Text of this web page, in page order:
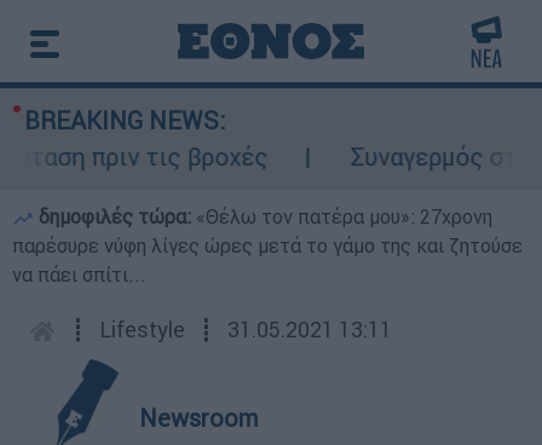
BREAKING NEWS:
πριν τις βροχές
Συναγερμός στον
δημοφιλές τώρα: «Θέλω τον πατέρα μου»: 27χρονη
παρέσυρε νύφη λίγες ώρες μετά το γάμο της και ζητούσε
να πάει σπίτι...
┋ Lifestyle ┋ 31.05.2021 13:11
Newsroom